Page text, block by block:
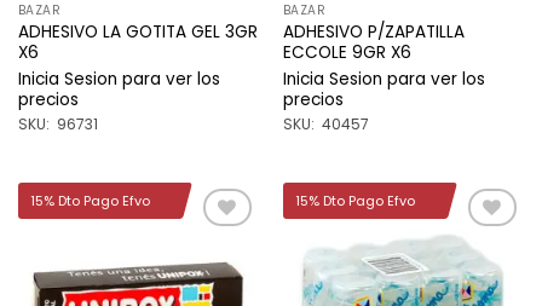
BAZAR
ADHESIVO LA GOTITA GEL 3GR
X6
Inicia Sesion para ver los
precios
SKU: 96731
BAZAR
ADHESIVO P/ZAPATILLA
ECCOLE 9GR X6
Inicia Sesion para ver los
precios
SKU: 40457
a la
lista de
deseos
15% Dto Pago Efvo
Añadir
a la
lista de
deseos
15% Dto Pago Efvo